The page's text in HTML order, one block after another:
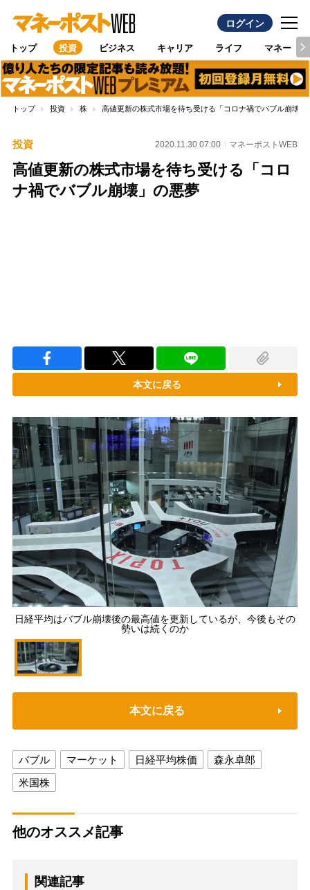
ログイン
トップ 投資 ビジネス キャリア ライフ マネー
トップ 投資 株 高値更新の株式市場を待ち受ける「コロナ禍でバブル崩壊」
投資 2020.11.30 07:00 マネーポストWEB
高値更新の株式市場を待ち受ける「コロ
ナ禍でバブル崩壊」の悪夢
本文に戻る
日経平均はバブル崩壊後の最高値を更新しているが、今後もその
勢いは続くのか
本文に戻る
バブル マーケット 日経平均株価
森永卓郎
米国株
他のオススメ記事
関連記事